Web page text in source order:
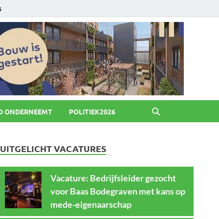
ONDERNEEMT POLITIEK2026
UITGELICHT VACATURES
Vacature: Bedrijfsleider gezocht
voor Baas Bodegraven met kans op
mede-eigenaarschap